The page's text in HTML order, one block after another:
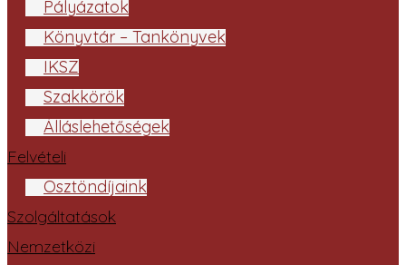
Pályázatok
Könyvtár – Tankönyvek
IKSZ
Szakkörök
Álláslehetőségek
Felvételi
Ösztöndíjaink
Szolgáltatások
Nemzetközi